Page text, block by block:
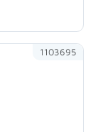
1103695